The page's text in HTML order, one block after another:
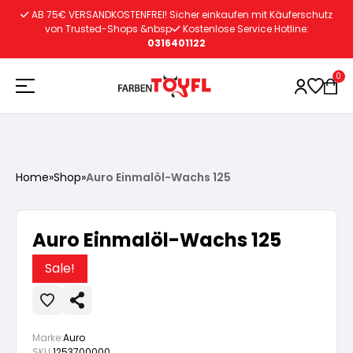
Vorbereitung
Wasserlösliche Grundierung
Lacke
Vorbereitung
Autoreparatur
Vorbereitung
Innenfarben
AB 75€ VERSANDKOSTENFREI! Sicher einkaufen mit Käuferschutz
von Trusted-Shops &nbsp
Kostenlose Service Hotline:
0316401122
0
Home»Shop»Auro Einmalöl-Wachs 125
Auro Einmalöl-Wachs 125
Sale!
Marke:Auro